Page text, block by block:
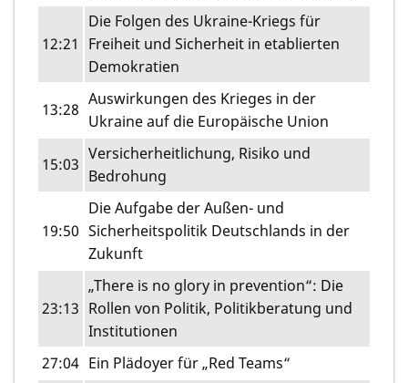
12:21
Die Folgen des Ukraine-Kriegs für
Freiheit und Sicherheit in etablierten
Demokratien
13:28
Auswirkungen des Krieges in der
Ukraine auf die Europäische Union
15:03
Versicherheitlichung, Risiko und
Bedrohung
19:50
Die Aufgabe der Außen- und
Sicherheitspolitik Deutschlands in der
Zukunft
23:13
„There is no glory in prevention“: Die
Rollen von Politik, Politikberatung und
Institutionen
27:04 Ein Plädoyer für „Red Teams“